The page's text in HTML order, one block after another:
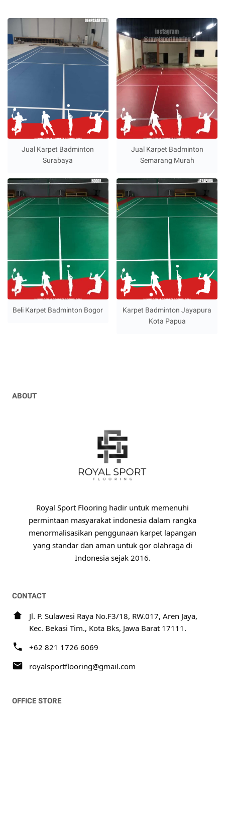
Jual Karpet Badminton
Surabaya
Jual Karpet Badminton
Semarang Murah
Beli Karpet Badminton Bogor
Karpet Badminton Jayapura
Kota Papua
ABOUT
Royal Sport Flooring hadir untuk memenuhi
permintaan masyarakat indonesia dalam rangka
menormalisasikan penggunaan karpet lapangan
yang standar dan aman untuk gor olahraga di
Indonesia sejak 2016.
CONTACT
Jl. P. Sulawesi Raya No.F3/18, RW.017, Aren Jaya,
Kec. Bekasi Tim., Kota Bks, Jawa Barat 17111.
+62 821 1726 6069
royalsportflooring@gmail.com
OFFICE STORE